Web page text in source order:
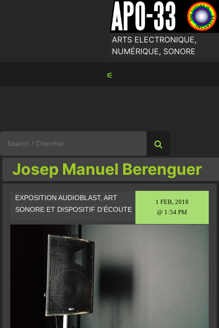
ARTS ELECTRONIQUE,
NUMÉRIQUE, SONORE
⚟
for:
Josep Manuel Berenguer
1 FEB, 2018
@ 1:54 PM
EXPOSITION AUDIOBLAST, ART
SONORE ET DISPOSITIF D’ÉCOUTE